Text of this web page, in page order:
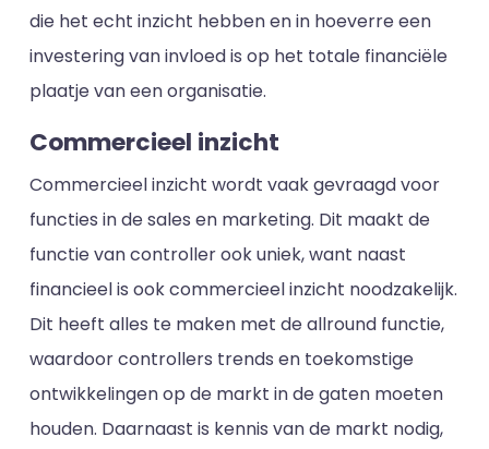
die het echt inzicht hebben en in hoeverre een
investering van invloed is op het totale financiële
plaatje van een organisatie.
Commercieel inzicht
Commercieel inzicht wordt vaak gevraagd voor
functies in de sales en marketing. Dit maakt de
functie van controller ook uniek, want naast
financieel is ook commercieel inzicht noodzakelijk.
Dit heeft alles te maken met de allround functie,
waardoor controllers trends en toekomstige
ontwikkelingen op de markt in de gaten moeten
houden. Daarnaast is kennis van de markt nodig,